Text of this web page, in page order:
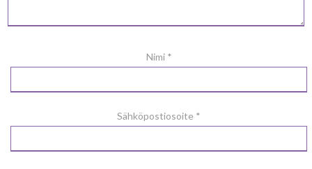
Nimi *
Sähköpostiosoite *